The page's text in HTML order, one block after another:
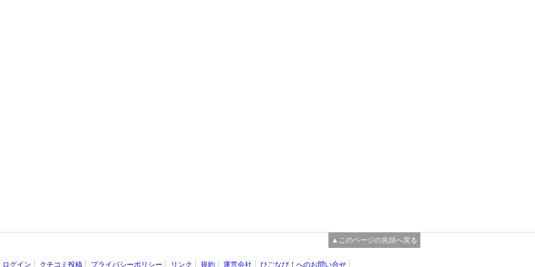
▲このページの先頭へ戻る
ログイン クチコミ投稿 プライバシーポリシー リンク 規約 運営会社 ひごなび！へのお問い合せ